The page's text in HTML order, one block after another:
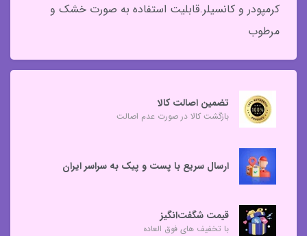
کرمپودر و کانسیلر.قابلیت استفاده به صورت خشک و
مرطوب
تضمین اصالت کالا
بازگشت کالا در صورت عدم اصالت
ارسال سریع با پست و پیک به سراسر ایران
قیمت شگفت‌انگیز
با تخفیف های فوق العاده